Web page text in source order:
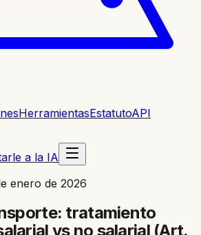
HerramientasEstatutoAPI
a la IA
enero de 2026
tratamiento
vs no salarial (Art.